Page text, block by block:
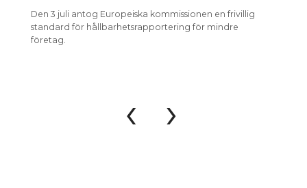
Den 3 juli antog Europeiska kommissionen en frivillig
standard för hållbarhetsrapportering för mindre
företag.
‹ ›